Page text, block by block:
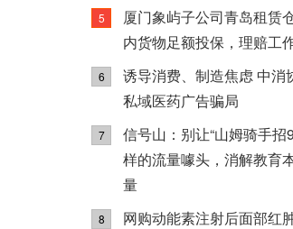
5
厦门象屿子公司青岛租赁
内货物足额投保，理赔工
6
诱导消费、制造焦虑 中消
私域医药广告骗局
7
信号山：别让“山姆骑手招
样的流量噱头，消解教育
量
8
网购动能素注射后面部红